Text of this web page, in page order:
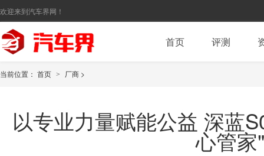
欢迎来到汽车界网！
首页 评测
当前位置： 首页 > 厂商 >
以专业力量赋能公益 深蓝
心管家"